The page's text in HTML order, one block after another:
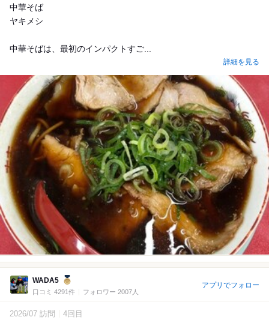
中華そば
ヤキメシ
中華そばは、最初のインパクトすご...
詳細を見る
WADA5
口コミ 4291件 フォロワー 2007人
アプリでフォロー
2026/07 訪問 4回目